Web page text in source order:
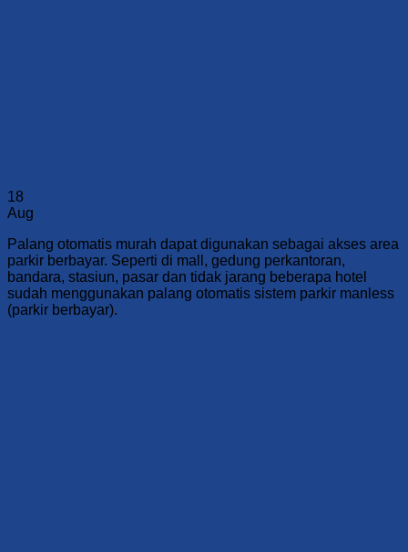
18
Aug
Palang otomatis murah dapat digunakan sebagai akses area
parkir berbayar. Seperti di mall, gedung perkantoran,
bandara, stasiun, pasar dan tidak jarang beberapa hotel
sudah menggunakan palang otomatis sistem parkir manless
(parkir berbayar).